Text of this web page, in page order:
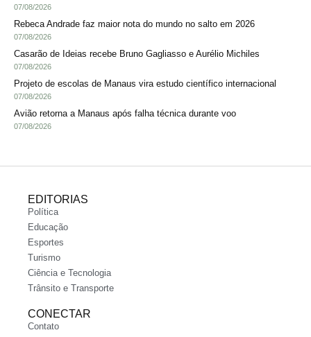
07/08/2026
Rebeca Andrade faz maior nota do mundo no salto em 2026
07/08/2026
Casarão de Ideias recebe Bruno Gagliasso e Aurélio Michiles
07/08/2026
Projeto de escolas de Manaus vira estudo científico internacional
07/08/2026
Avião retorna a Manaus após falha técnica durante voo
07/08/2026
EDITORIAS
Política
Educação
Esportes
Turismo
Ciência e Tecnologia
Trânsito e Transporte
CONECTAR
Contato